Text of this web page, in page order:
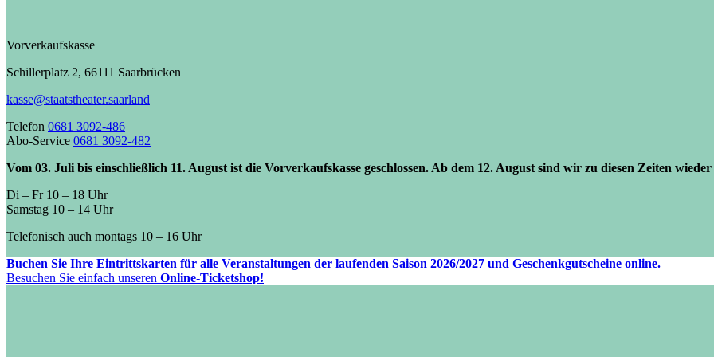
Vorverkaufskasse
Schillerplatz 2, 66111 Saarbrücken
kasse@staatstheater.saarland
Telefon 0681 3092-486
Abo-Service 0681 3092-482
Vom 03. Juli bis einschließlich 11. August ist die Vorverkaufskasse geschlossen. Ab dem 12. August sind wir zu diesen Zeiten
Di – Fr 10 – 18 Uhr
Samstag 10 – 14 Uhr
Telefonisch auch montags 10 – 16 Uhr
Buchen Sie Ihre Eintrittskarten für alle Veranstaltungen der laufenden Saison 2026/2027 und Geschenkgutscheine online.
Besuchen Sie einfach unseren Online-Ticketshop!